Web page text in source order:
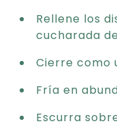
Rellene los
cucharada
Cierre como
Fría en
Escurra